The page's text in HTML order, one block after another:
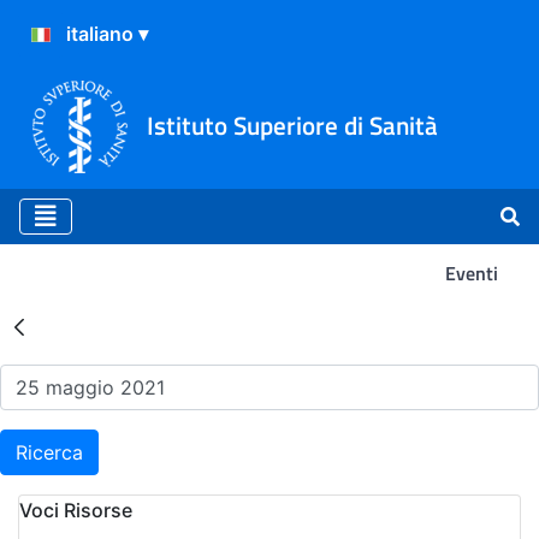
Istituto Superiore di Sanità
Eventi
Risultati della Ricerca -
Ricerca
Voci Risorse